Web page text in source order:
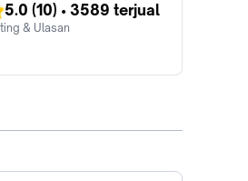
5.0 (10) • 3589 terjual
& Ulasan